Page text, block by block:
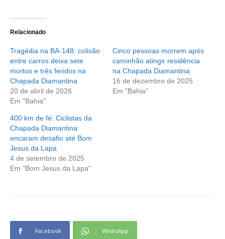
Relacionado
Tragédia na BA-148: colisão
entre carros deixa sete
mortos e três feridos na
Chapada Diamantina
20 de abril de 2026
Em "Bahia"
Cinco pessoas morrem após
caminhão atingir residência
na Chapada Diamantina
16 de dezembro de 2025
Em "Bahia"
400 km de fé: Ciclistas da
Chapada Diamantina
encaram desafio até Bom
Jesus da Lapa
4 de setembro de 2025
Em "Bom Jesus da Lapa"
Facebook WhatsApp